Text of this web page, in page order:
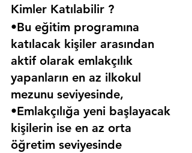
Kimler Katılabilir ?
•Bu eğitim programına
katılacak kişiler arasından
aktif olarak emlakçılık
yapanların en az ilkokul
mezunu seviyesinde,
•Emlakçılığa yeni başlayacak
kişilerin ise en az orta
öğretim seviyesinde